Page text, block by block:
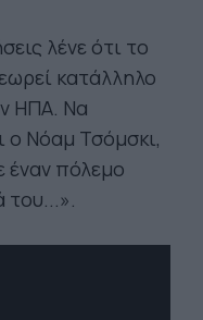
λένε ότι το
κατάλληλο
ΗΠΑ. Να
ο Νόαμ Τσόμσκι,
έναν πόλεμο